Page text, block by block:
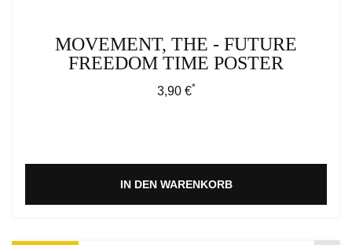
MOVEMENT, THE - FUTURE
FREEDOM TIME POSTER
Regulärer Preis:
3,90 €*
IN DEN WARENKORB